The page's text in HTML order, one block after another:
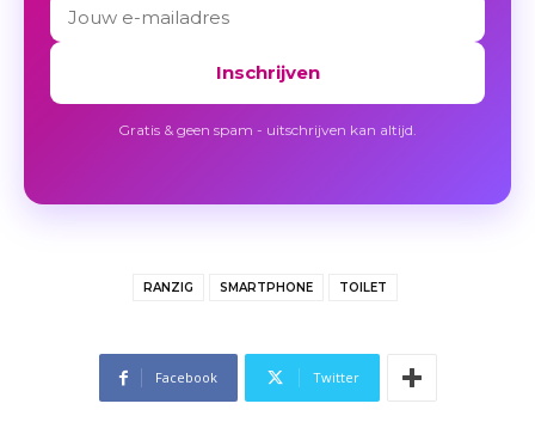
Inschrijven
Gratis & geen spam - uitschrijven kan altijd.
RANZIG SMARTPHONE TOILET
Facebook Twitter